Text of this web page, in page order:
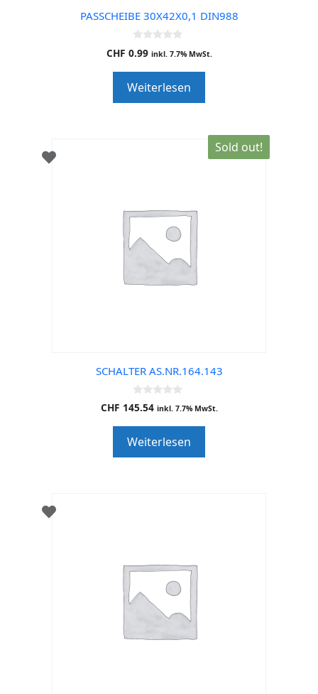
PASSCHEIBE 30X42X0,1 DIN988
0
o
o
f
5
CHF 0.99 inkl. 7.7% MwSt.
Weiterlesen
Sold out!
SCHALTER AS.NR.164.143
0
o
o
f
5
CHF 145.54 inkl. 7.7% MwSt.
Weiterlesen